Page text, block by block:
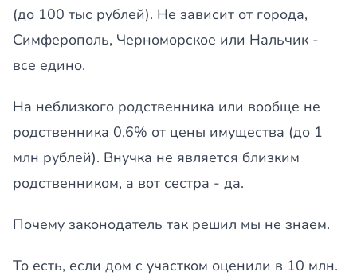
(до 100 тыс рублей). Не зависит от города,
Симферополь, Черноморское или Нальчик -
все едино.
На неблизкого родственника или вообще не
родственника 0,6% от цены имущества (до 1
млн рублей). Внучка не является близким
родственником, а вот сестра - да.
Почему законодатель так решил мы не знаем.
То есть, если дом с участком оценили в 10 млн.